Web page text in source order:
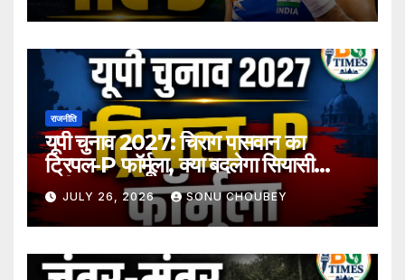
राजनीति
यूपी चुनाव 2027: चिराग पासवान का
ट्रिपल-P फॉर्मूला, क्या बदलेगा सियासी
समीकरण?
JULY 26, 2026 SONU CHOUBEY